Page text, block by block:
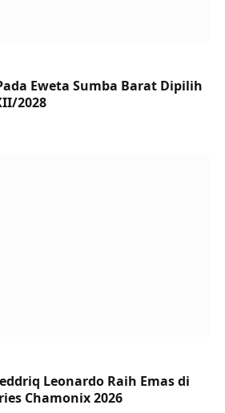
Eweta Sumba Barat Dipilih
2028
Leonardo Raih Emas di
Chamonix 2026